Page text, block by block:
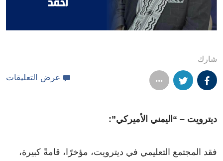
شارك
عرض التعليقات
ديترويت – “اليمني الأميركي”:
فقد المجتمع التعليمي في ديترويت، مؤخرًا، قامةً كبيرة،